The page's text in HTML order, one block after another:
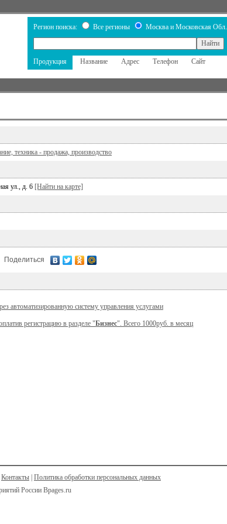
Регион поиска: Все регионы Москва и Московская Обл.
Продукция Название Адрес Телефон Сайт
техника - продажа, производство
ул., д. 6 [Найти на карте]
Поделиться
автоматизированную систему управления услугами
регистрацию в разделе "Бизнес". Всего 1000руб. в месяц
Контакты Политика обработки персональных данных
России Bpages.ru